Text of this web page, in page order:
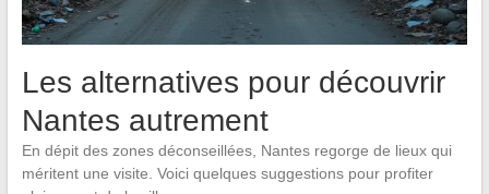
Les alternatives pour découvrir
Nantes autrement
En dépit des zones déconseillées, Nantes regorge de lieux qui
méritent une visite. Voici quelques suggestions pour profiter